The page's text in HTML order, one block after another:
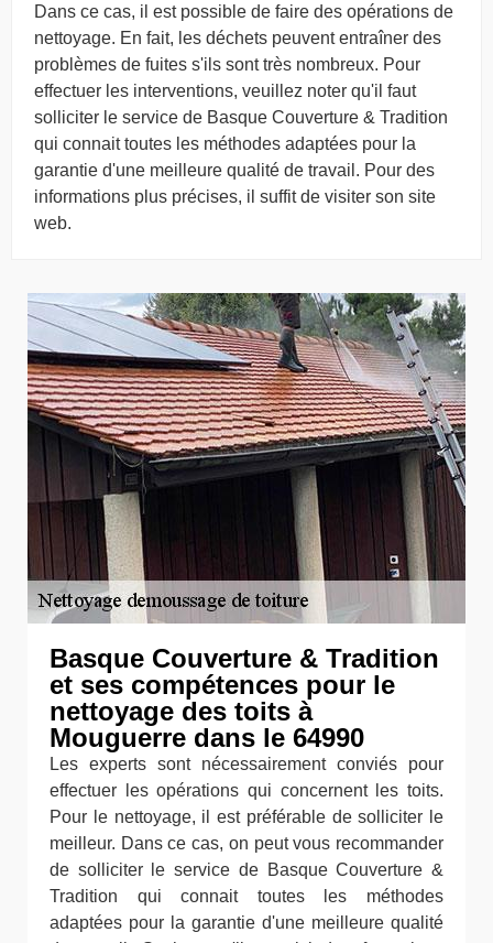
Dans ce cas, il est possible de faire des opérations de
nettoyage. En fait, les déchets peuvent entraîner des
problèmes de fuites s'ils sont très nombreux. Pour
effectuer les interventions, veuillez noter qu'il faut
solliciter le service de Basque Couverture & Tradition
qui connait toutes les méthodes adaptées pour la
garantie d'une meilleure qualité de travail. Pour des
informations plus précises, il suffit de visiter son site
web.
Basque Couverture & Tradition
et ses compétences pour le
nettoyage des toits à
Mouguerre dans le 64990
Les experts sont nécessairement conviés pour
effectuer les opérations qui concernent les toits.
Pour le nettoyage, il est préférable de solliciter le
meilleur. Dans ce cas, on peut vous recommander
de solliciter le service de Basque Couverture &
Tradition qui connait toutes les méthodes
adaptées pour la garantie d'une meilleure qualité